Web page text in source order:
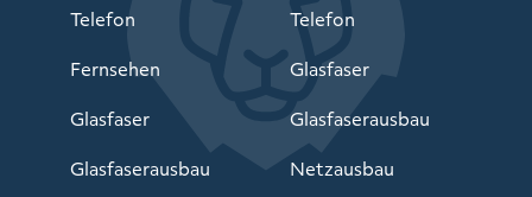
Telefon
Fernsehen
Glasfaser
Glasfaserausbau
Telefon
Glasfaser
Glasfaserausbau
Netzausbau